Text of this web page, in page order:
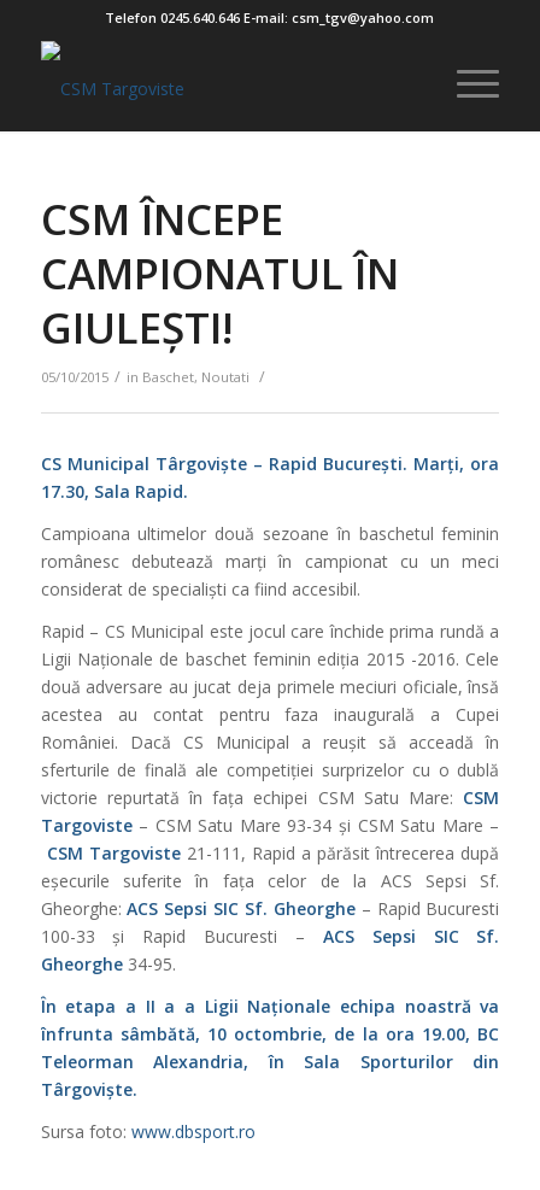
Telefon 0245.640.646 E-mail: csm_tgv@yahoo.com
CSM ÎNCEPE
CAMPIONATUL ÎN
GIULEȘTI!
05/10/2015 / in Baschet, Noutati /
CS Municipal Târgoviște – Rapid București. Marți, ora
17.30, Sala Rapid.
Campioana ultimelor două sezoane în baschetul feminin
românesc debutează marți în campionat cu un meci
considerat de specialiști ca fiind accesibil.
Rapid – CS Municipal este jocul care închide prima rundă a
Ligii Naționale de baschet feminin ediția 2015 -2016. Cele
două adversare au jucat deja primele meciuri oficiale, însă
acestea au contat pentru faza inaugurală a Cupei
României. Dacă CS Municipal a reușit să acceadă în
sferturile de finală ale competiției surprizelor cu o dublă
victorie repurtată în fața echipei CSM Satu Mare: CSM
Targoviste– CSM Satu Mare 93-34 și CSM Satu Mare –
CSM Targoviste21-111, Rapid a părăsit întrecerea după
eșecurile suferite în fața celor de la ACS Sepsi Sf.
Gheorghe:ACS Sepsi SIC Sf. Gheorghe– Rapid Bucuresti
100-33 și Rapid Bucuresti – ACS Sepsi SIC Sf.
Gheorghe34-95.
În etapa a II a a Ligii Naționale echipa noastră va
înfrunta sâmbătă, 10 octombrie, de la ora 19.00, BC
Teleorman Alexandria, în Sala Sporturilor din
Târgoviște.
Sursa foto: www.dbsport.ro